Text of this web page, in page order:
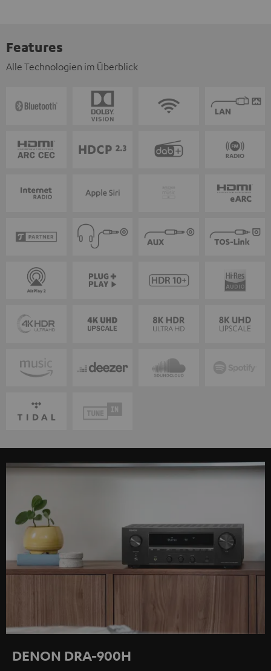
Features
Alle Technologien im Überblick
DENON DRA-900H